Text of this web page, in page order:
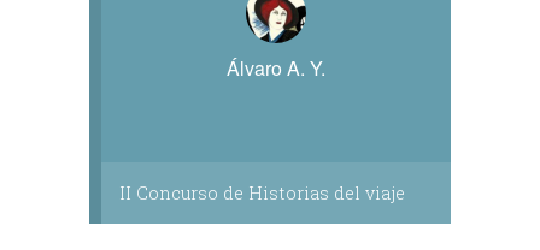
Álvaro A. Y.
II Concurso de Historias del viaje